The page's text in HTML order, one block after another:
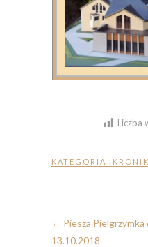
Liczba
KATEGORIA :
← Piesza
13.10.2018